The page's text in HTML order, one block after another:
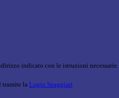
indicato con le istruzioni necessarie.
tramite la Login Spaggiari